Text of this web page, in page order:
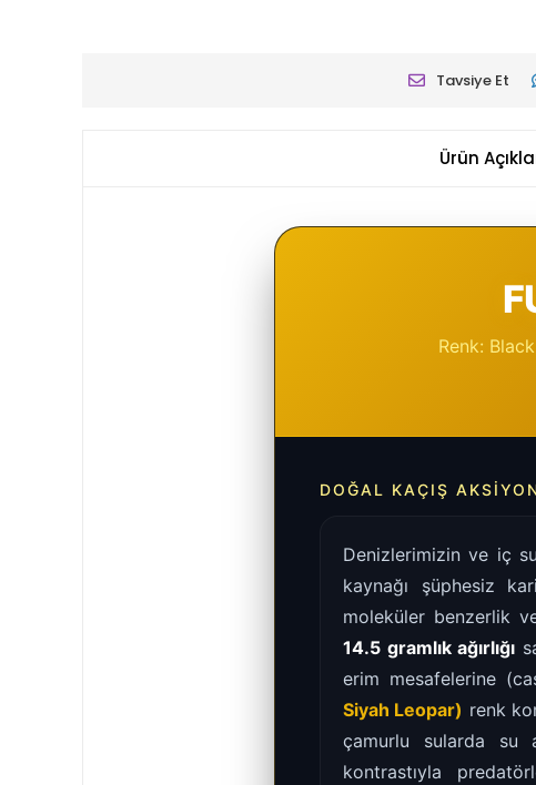
Tavsiye Et
Ürün
Renk:
DOĞAL KAÇIŞ
Denizlerimizin ve iç
kaynağı şüphesiz
moleküler benzerlik
14.5 gramlık ağırlığı
erim mesafelerine
Siyah Leopar) renk
çamurlu sularda su
kontrastıyla